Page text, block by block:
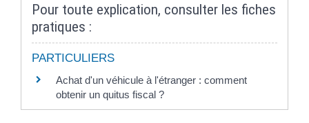
Pour toute explication, consulter les fiches
pratiques :
PARTICULIERS
Achat d'un véhicule à l'étranger : comment
obtenir un quitus fiscal ?